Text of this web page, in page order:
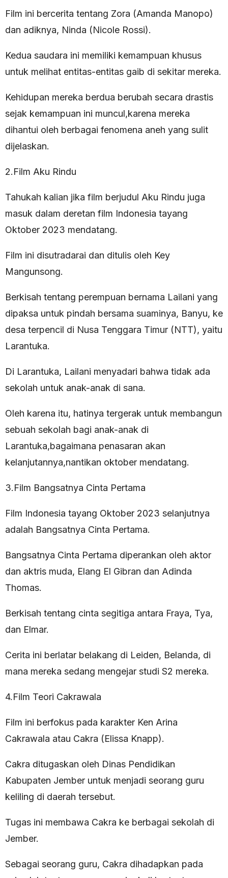
Film ini bercerita tentang Zora (Amanda Manopo)
dan adiknya, Ninda (Nicole Rossi).
Kedua saudara ini memiliki kemampuan khusus
untuk melihat entitas-entitas gaib di sekitar mereka.
Kehidupan mereka berdua berubah secara drastis
sejak kemampuan ini muncul,karena mereka
dihantui oleh berbagai fenomena aneh yang sulit
dijelaskan.
2.Film Aku Rindu
Tahukah kalian jika film berjudul Aku Rindu juga
masuk dalam deretan film Indonesia tayang
Oktober 2023 mendatang.
Film ini disutradarai dan ditulis oleh Key
Mangunsong.
Berkisah tentang perempuan bernama Lailani yang
dipaksa untuk pindah bersama suaminya, Banyu, ke
desa terpencil di Nusa Tenggara Timur (NTT), yaitu
Larantuka.
Di Larantuka, Lailani menyadari bahwa tidak ada
sekolah untuk anak-anak di sana.
Oleh karena itu, hatinya tergerak untuk membangun
sebuah sekolah bagi anak-anak di
Larantuka,bagaimana penasaran akan
kelanjutannya,nantikan oktober mendatang.
3.Film Bangsatnya Cinta Pertama
Film Indonesia tayang Oktober 2023 selanjutnya
adalah Bangsatnya Cinta Pertama.
Bangsatnya Cinta Pertama diperankan oleh aktor
dan aktris muda, Elang El Gibran dan Adinda
Thomas.
Berkisah tentang cinta segitiga antara Fraya, Tya,
dan Elmar.
Cerita ini berlatar belakang di Leiden, Belanda, di
mana mereka sedang mengejar studi S2 mereka.
4.Film Teori Cakrawala
Film ini berfokus pada karakter Ken Arina
Cakrawala atau Cakra (Elissa Knapp).
Cakra ditugaskan oleh Dinas Pendidikan
Kabupaten Jember untuk menjadi seorang guru
keliling di daerah tersebut.
Tugas ini membawa Cakra ke berbagai sekolah di
Jember.
Sebagai seorang guru, Cakra dihadapkan pada